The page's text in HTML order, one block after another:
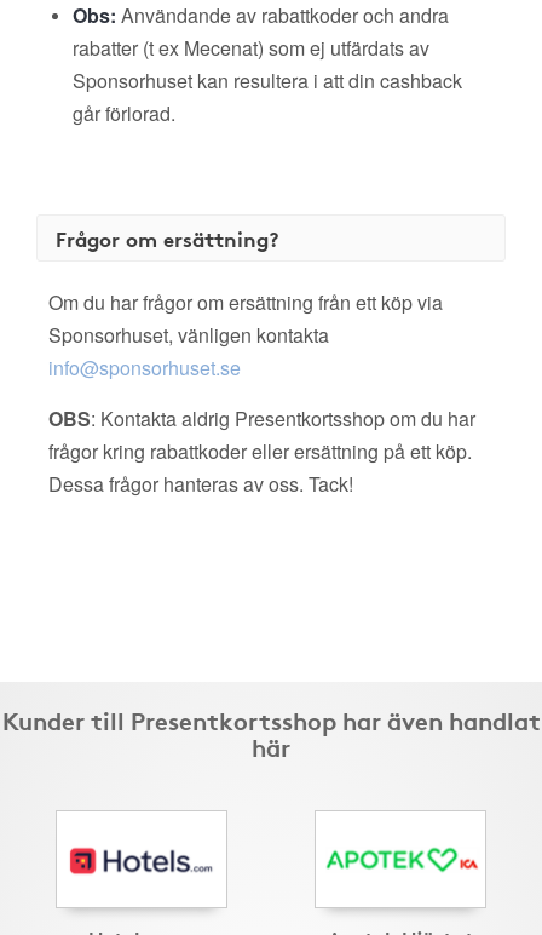
Obs: Användande av rabattkoder och andra
rabatter (t ex Mecenat) som ej utfärdats av
Sponsorhuset kan resultera i att din cashback
går förlorad.
Frågor om ersättning?
Om du har frågor om ersättning från ett köp via
Sponsorhuset, vänligen kontakta
info@sponsorhuset.se
OBS: Kontakta aldrig Presentkortsshop om du har
frågor kring rabattkoder eller ersättning på ett köp.
Dessa frågor hanteras av oss. Tack!
Kunder till Presentkortsshop har även handlat
här